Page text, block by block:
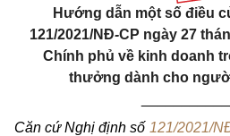
Hướng dẫn một số điều
121/2021/NĐ-CP ngày 27
Chính phủ về kinh doanh
thưởng dành cho
Căn cứ Nghị định số 121/2021/